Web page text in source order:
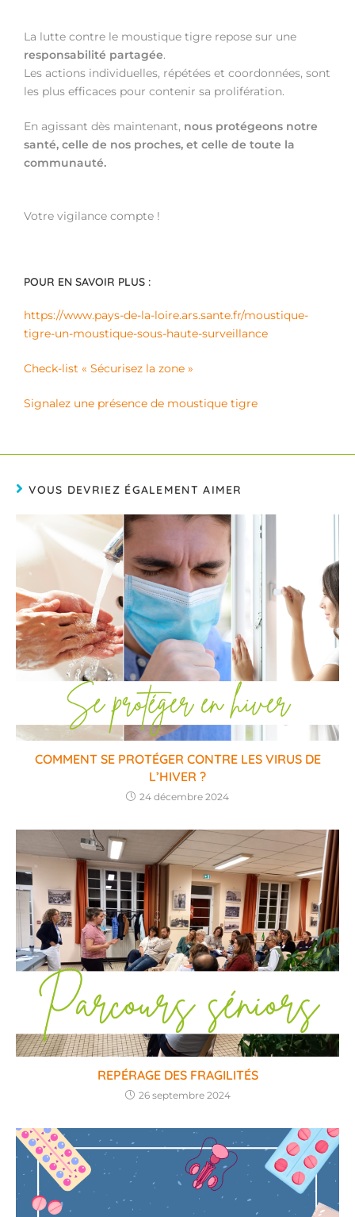
La lutte contre le moustique tigre repose sur une
responsabilité partagée.
Les actions individuelles, répétées et coordonnées, sont
les plus efficaces pour contenir sa prolifération.
En agissant dès maintenant, nous protégeons notre
santé, celle de nos proches, et celle de toute la
communauté.
Votre vigilance compte !
POUR EN SAVOIR PLUS :
https://www.pays-de-la-loire.ars.sante.fr/moustique-
tigre-un-moustique-sous-haute-surveillance
Check-list « Sécurisez la zone »
Signalez une présence de moustique tigre
VOUS DEVRIEZ ÉGALEMENT AIMER
COMMENT SE PROTÉGER CONTRE LES VIRUS DE
L’HIVER ?
24 décembre 2024
REPÉRAGE DES FRAGILITÉS
26 septembre 2024